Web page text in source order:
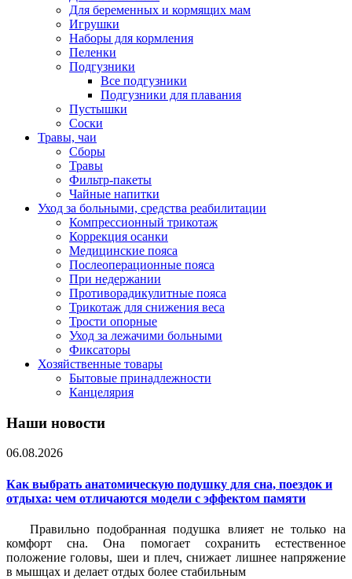
Для беременных и кормящих мам
Игрушки
Наборы для кормления
Пеленки
Подгузники
Все подгузники
Подгузники для плавания
Пустышки
Соски
Травы, чаи
Сборы
Травы
Фильтр-пакеты
Чайные напитки
Уход за больными, средства реабилитации
Компрессионный трикотаж
Коррекция осанки
Медицинские пояса
Послеоперационные пояса
При недержании
Противорадикулитные пояса
Трикотаж для снижения веса
Трости опорные
Уход за лежачими больными
Фиксаторы
Хозяйственные товары
Бытовые принадлежности
Канцелярия
Наши новости
06.08.2026
Как выбрать анатомическую подушку для сна, поездок и
отдыха: чем отличаются модели с эффектом памяти
Правильно подобранная подушка влияет не только на
комфорт сна. Она помогает сохранить естественное
положение головы, шеи и плеч, снижает лишнее напряжение
в мышцах и делает отдых более стабильным